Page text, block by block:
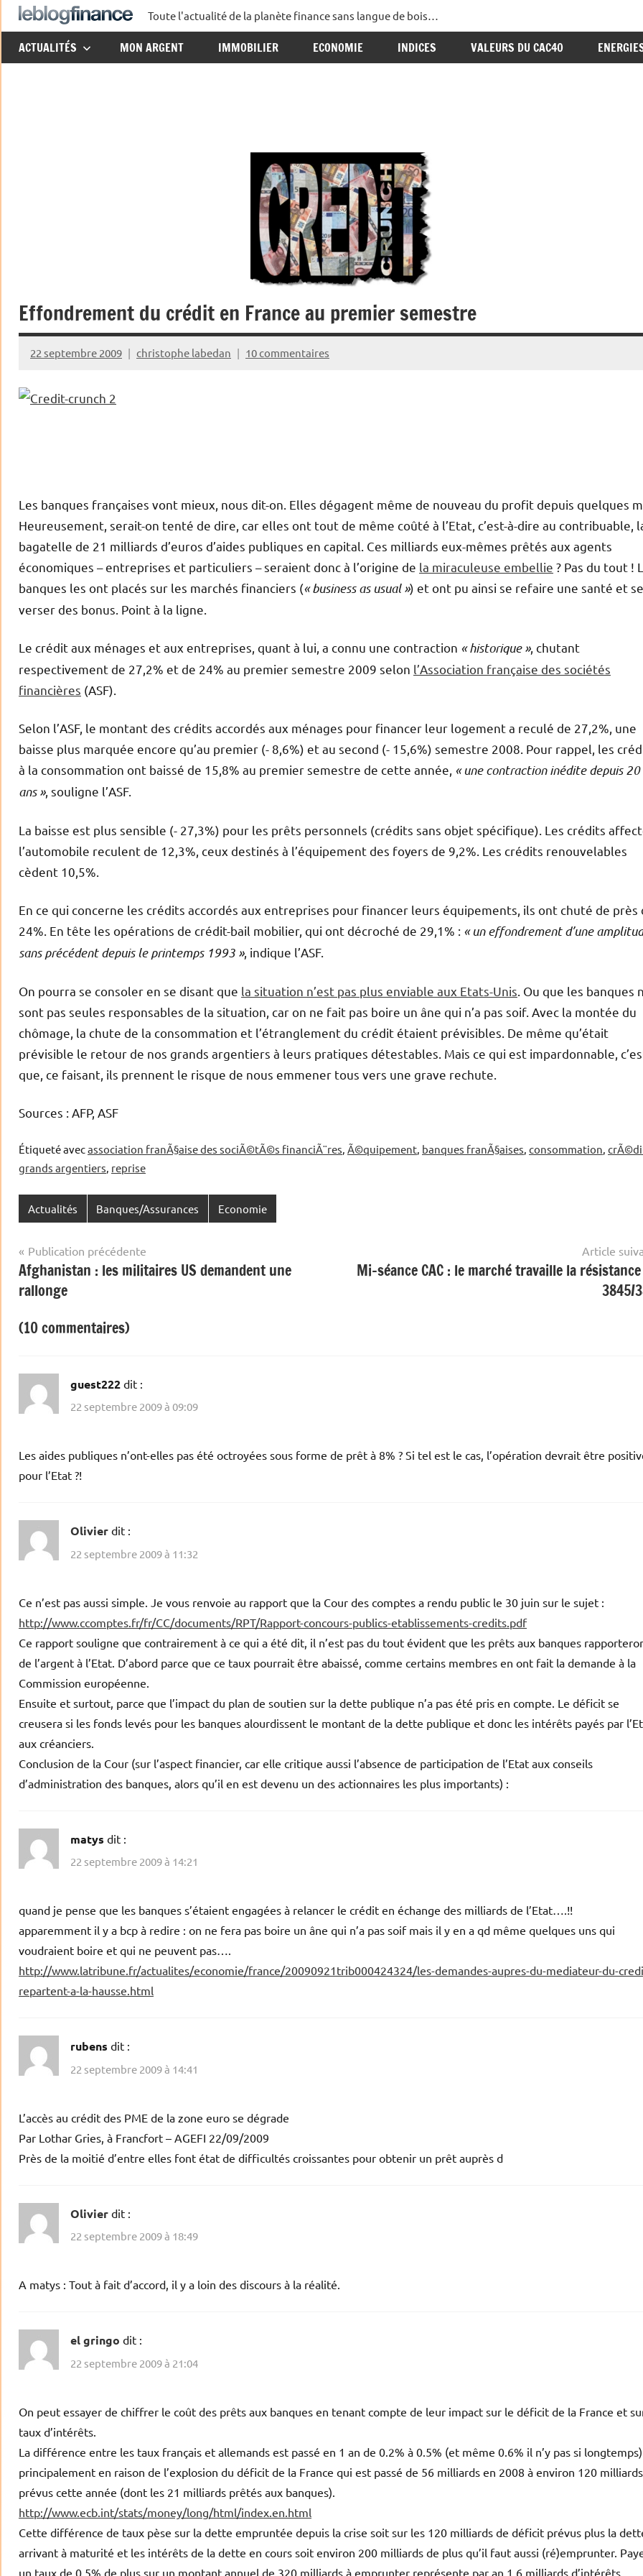
Aller
au
contenu
Le
Blog
Toute l'actualité de la planète finance sans langue de bois…
ACTUALITÉS MON ARGENT IMMOBILIER ECONOMIE INDICES VALEURS DU CAC40
Effondrement du crédit en France au premier semestre
22 septembre 2009 christophe labedan 10 commentaires
Les banques françaises vont mieux, nous dit-on. Elles dégagent même de nouveau du profit depuis quelques
Heureusement, serait-on tenté de dire, car elles ont tout de même coûté à l’Etat, c’est-à-dire au contribuable,
bagatelle de 21 milliards d’euros d’aides publiques en capital. Ces milliards eux-mêmes prêtés aux agents
économiques – entreprises et particuliers – seraient donc à l’origine de la miraculeuse embellie ? Pas du tout !
banques les ont placés sur les marchés financiers (« business as usual ») et ont pu ainsi se refaire une santé et se
verser des bonus. Point à la ligne.
Le crédit aux ménages et aux entreprises, quant à lui, a connu une contraction « historique », chutant
respectivement de 27,2% et de 24% au premier semestre 2009 selon l’Association française des sociétés
financières (ASF).
Selon l’ASF, le montant des crédits accordés aux ménages pour financer leur logement a reculé de 27,2%, une
baisse plus marquée encore qu’au premier (- 8,6%) et au second (- 15,6%) semestre 2008. Pour rappel, les
à la consommation ont baissé de 15,8% au premier semestre de cette année, « une contraction inédite depuis 20
ans », souligne l’ASF.
La baisse est plus sensible (- 27,3%) pour les prêts personnels (crédits sans objet spécifique). Les crédits
l’automobile reculent de 12,3%, ceux destinés à l’équipement des foyers de 9,2%. Les crédits renouvelables
cèdent 10,5%.
En ce qui concerne les crédits accordés aux entreprises pour financer leurs équipements, ils ont chuté de près
24%. En tête les opérations de crédit-bail mobilier, qui ont décroché de 29,1% : « un effondrement d’une
sans précédent depuis le printemps 1993 », indique l’ASF.
On pourra se consoler en se disant que la situation n’est pas plus enviable aux Etats-Unis . Ou que les banques
sont pas seules responsables de la situation, car on ne fait pas boire un âne qui n’a pas soif. Avec la montée du
chômage, la chute de la consommation et l’étranglement du crédit étaient prévisibles. De même qu’était
prévisible le retour de nos grands argentiers à leurs pratiques détestables. Mais ce qui est impardonnable,
que, ce faisant, ils prennent le risque de nous emmener tous vers une grave rechute.
Sources : AFP, ASF
Étiqueté avecassociation franÃ§aise des sociÃ©tÃ©s financiÃ¨res, Ã©quipement, banques franÃ§aises, consommation,
grands argentiers, reprise
Actualités Banques/Assurances Economie
Navigation
de
l’article
Publication précédente
Afghanistan : les militaires US demandent une
rallonge
Article
Mi-séance CAC : le marché travaille la
3845/
(10 commentaires)
guest222 dit :
22 septembre 2009 à 09:09
Les aides publiques n’ont-elles pas été octroyées sous forme de prêt à 8% ? Si tel est le cas, l’opération devrait être
pour l’Etat ?!
Olivier dit :
22 septembre 2009 à 11:32
Ce n’est pas aussi simple. Je vous renvoie au rapport que la Cour des comptes a rendu public le 30 juin sur le sujet :
http://www.ccomptes.fr/fr/CC/documents/RPT/Rapport-concours-publics-etablissements-credits.pdf
Ce rapport souligne que contrairement à ce qui a été dit, il n’est pas du tout évident que les prêts aux banques
de l’argent à l’Etat. D’abord parce que ce taux pourrait être abaissé, comme certains membres en ont fait la demande à la
Commission européenne.
Ensuite et surtout, parce que l’impact du plan de soutien sur la dette publique n’a pas été pris en compte. Le déficit se
creusera si les fonds levés pour les banques alourdissent le montant de la dette publique et donc les intérêts payés par
aux créanciers.
Conclusion de la Cour (sur l’aspect financier, car elle critique aussi l’absence de participation de l’Etat aux conseils
d’administration des banques, alors qu’il en est devenu un des actionnaires les plus importants) :
matys dit :
22 septembre 2009 à 14:21
quand je pense que les banques s’étaient engagées à relancer le crédit en échange des milliards de l’Etat….!!
apparemment il y a bcp à redire : on ne fera pas boire un âne qui n’a pas soif mais il y en a qd même quelques uns qui
voudraient boire et qui ne peuvent pas….
http://www.latribune.fr/actualites/economie/france/20090921trib000424324/les-demandes-aupres-du-mediateur-du-
repartent-a-la-hausse.html
rubens dit :
22 septembre 2009 à 14:41
L’accès au crédit des PME de la zone euro se dégrade
Par Lothar Gries, à Francfort – AGEFI 22/09/2009
Près de la moitié d’entre elles font état de difficultés croissantes pour obtenir un prêt auprès d
Olivier dit :
22 septembre 2009 à 18:49
A matys : Tout à fait d’accord, il y a loin des discours à la réalité.
el gringo dit :
22 septembre 2009 à 21:04
On peut essayer de chiffrer le coût des prêts aux banques en tenant compte de leur impact sur le déficit de la France et
taux d’intérêts.
La différence entre les taux français et allemands est passé en 1 an de 0.2% à 0.5% (et même 0.6% il n’y pas si longtemps)
principalement en raison de l’explosion du déficit de la France qui est passé de 56 milliards en 2008 à environ 120 milliards
prévus cette année (dont les 21 milliards prêtés aux banques).
http://www.ecb.int/stats/money/long/html/index.en.html
Cette différence de taux pèse sur la dette empruntée depuis la crise soit sur les 120 milliards de déficit prévus plus la
arrivant à maturité et les intérêts de la dette en cours soit environ 200 milliards de plus qu’il faut aussi (ré)emprunter.
un taux de 0.5% de plus sur un montant annuel de 320 milliards à emprunter représente par an 1.6 milliards d’intérêts